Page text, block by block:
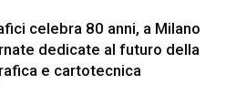
celebra 80 anni, a Milano
dedicate al futuro della
e cartotecnica